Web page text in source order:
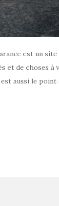
est un
et de choses
aussi le